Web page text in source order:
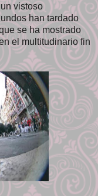
vistoso
han tardado
se ha mostrado
el multitudinario fin